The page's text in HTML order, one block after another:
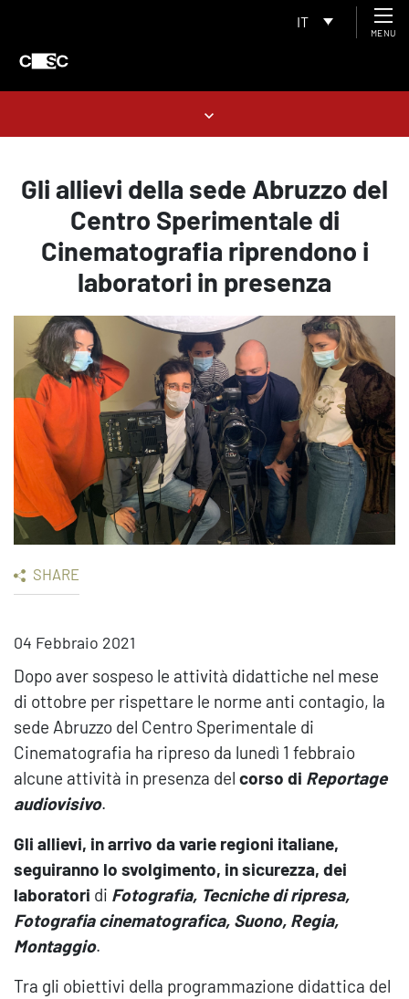
IT
MENU
Gli allievi della sede Abruzzo del
Centro Sperimentale di
Cinematografia riprendono i
laboratori in presenza
SHARE
04 Febbraio 2021
Dopo aver sospeso le attività didattiche nel mese
di ottobre per rispettare le norme anti contagio, la
sede Abruzzo del Centro Sperimentale di
Cinematografia ha ripreso da lunedì 1 febbraio
alcune attività in presenza del corso di Reportage
audiovisivo.
Gli allievi, in arrivo da varie regioni italiane,
seguiranno lo svolgimento, in sicurezza, dei
laboratori di Fotografia, Tecniche di ripresa,
Fotografia cinematografica, Suono, Regia,
Montaggio.
Tra gli obiettivi della programmazione didattica del